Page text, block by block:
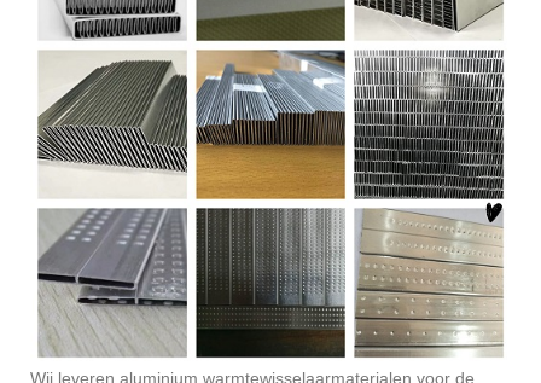
Wij leveren aluminium warmtewisselaarmaterialen voor de